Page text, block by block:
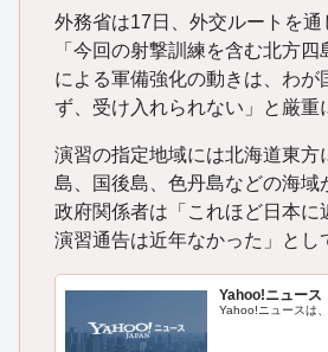
外務省は17日、外交ルートを通
「今回の射撃訓練を含む北方
による軍備強化の動きは、わが
ず、受け入れられない」と厳重
演習の指定地域には北海道東方
島、国後島、色丹島などの海域
政府関係者は「これほど日本に
演習通告は近年なかった」とし
Yahoo!ニュース
Yahoo!ニュースは